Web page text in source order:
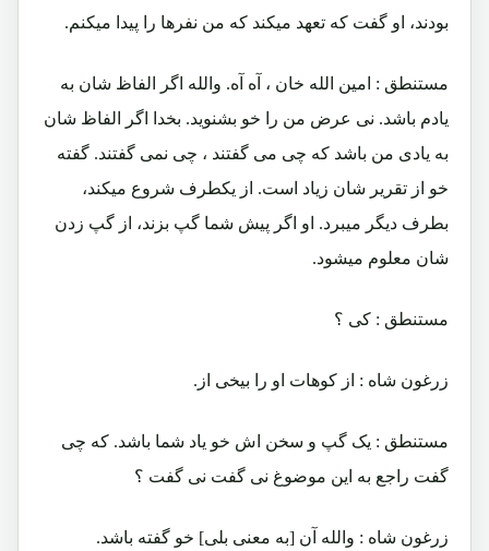
بودند، او گفت که تعهد میکند که من نفرها را پیدا میکنم.
مستنطق : امین الله خان ، آه آه. والله اگر الفاظ شان به
یادم باشد. نی عرض من را خو بشنوید. بخدا اگر الفاظ شان
به یادی من باشد که چی می گفتند ، چی نمی گفتند. گفته
خو از تقریر شان زیاد است. از یکطرف شروع میکند،
بطرف دیگر میبرد. او اگر پیش شما گپ بزند، از گپ زدن
شان معلوم میشود.
مستنطق : کی ؟
زرغون شاه : از کوهات او را بیخی از.
مستنطق : یک گپ و سخن اش خو یاد شما باشد. که چی
گفت راجع به این موضوغ نی گفت نی گفت ؟
زرغون شاه : والله آن [به معنی بلی] خو گفته باشد.